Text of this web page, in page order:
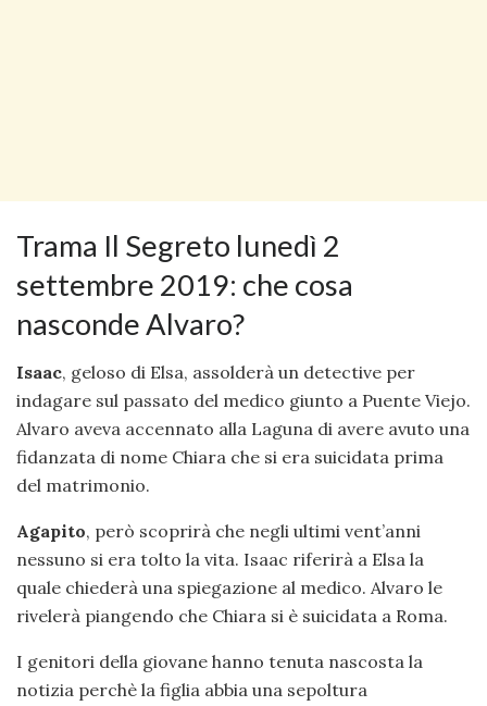
Trama Il Segreto lunedì 2
settembre 2019: che cosa
nasconde Alvaro?
Isaac, geloso di Elsa, assolderà un detective per
indagare sul passato del medico giunto a Puente Viejo.
Alvaro aveva accennato alla Laguna di avere avuto una
fidanzata di nome Chiara che si era suicidata prima
del matrimonio.
Agapito, però scoprirà che negli ultimi vent’anni
nessuno si era tolto la vita. Isaac riferirà a Elsa la
quale chiederà una spiegazione al medico. Alvaro le
rivelerà piangendo che Chiara si è suicidata a Roma.
I genitori della giovane hanno tenuta nascosta la
notizia perchè la figlia abbia una sepoltura